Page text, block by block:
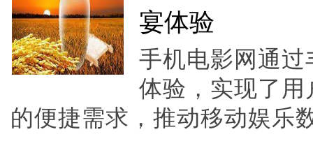
宴体验
手机电影网通
体验，实现了
的便捷需求，推动移动娱乐